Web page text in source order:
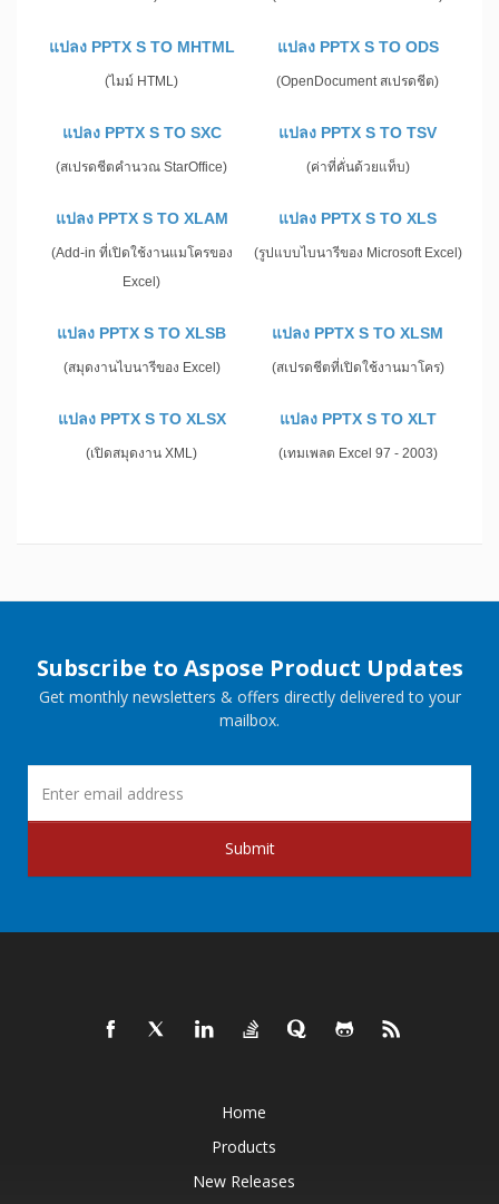
แปลง PPTX S TO MHTML
(ไมม์ HTML)
แปลง PPTX S TO ODS
(OpenDocument สเปรดชีต)
แปลง PPTX S TO SXC
(สเปรดชีตคำนวณ StarOffice)
แปลง PPTX S TO TSV
(ค่าที่คั่นด้วยแท็บ)
แปลง PPTX S TO XLAM
(Add-in ที่เปิดใช้งานแมโครของ
Excel)
แปลง PPTX S TO XLS
(รูปแบบไบนารีของ Microsoft Excel)
แปลง PPTX S TO XLSB
(สมุดงานไบนารีของ Excel)
แปลง PPTX S TO XLSM
(สเปรดชีตที่เปิดใช้งานมาโคร)
แปลง PPTX S TO XLSX
(เปิดสมุดงาน XML)
แปลง PPTX S TO XLT
(เทมเพลต Excel 97 - 2003)
Subscribe to Aspose Product Updates
Get monthly newsletters & offers directly delivered to your
mailbox.
Submit
Home
Products
New Releases